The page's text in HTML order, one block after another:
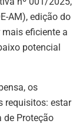
AM), edição do
eficiente a
potencial
os
requisitos: estar
de Proteção